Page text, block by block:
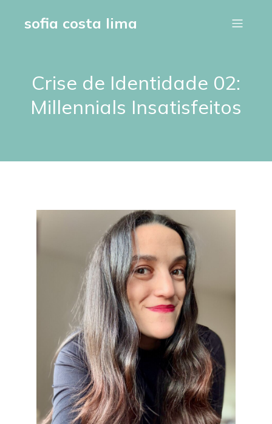
sofia costa lima
Crise de Identidade 02:
Millennials Insatisfeitos